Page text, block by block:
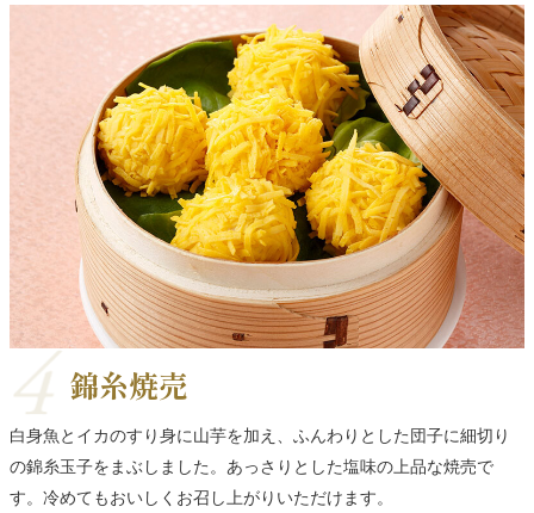
錦糸焼売
白身魚とイカのすり身に山芋を加え、ふんわりとした団子に細切り
の錦糸玉子をまぶしました。あっさりとした塩味の上品な焼売で
す。冷めてもおいしくお召し上がりいただけます。